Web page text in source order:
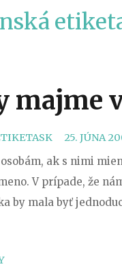
etiketa
majme
25. JÚNA
ak s nimi
V prípade, že
by mala byť